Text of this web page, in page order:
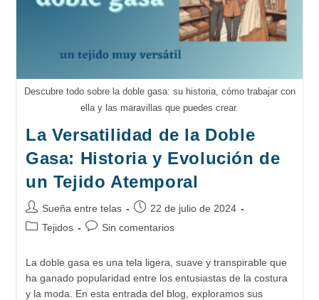
Descubre todo sobre la doble gasa: su historia, cómo trabajar con
ella y las maravillas que puedes crear.
La Versatilidad de la Doble
Gasa: Historia y Evolución de
un Tejido Atemporal
Autor
de
Sueña entre telas
Publicación
22 de julio de 2024
Categoría
Tejidos
Comentarios
Sin comentarios
La doble gasa es una tela ligera, suave y transpirable que
ha ganado popularidad entre los entusiastas de la costura
y la moda. En esta entrada del blog, exploramos sus